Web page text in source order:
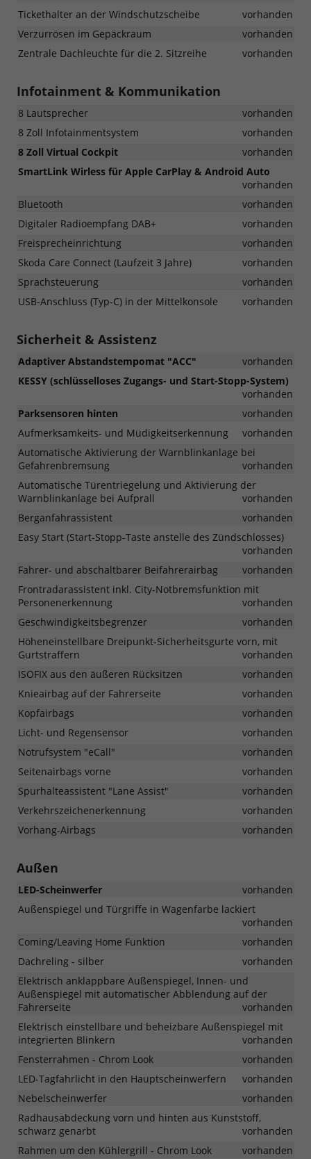
Tickethalter an der Windschutzscheibe
vorhanden
Verzurrösen im Gepäckraum
vorhanden
Zentrale Dachleuchte für die 2. Sitzreihe
vorhanden
Infotainment & Kommunikation
8 Lautsprecher
vorhanden
8 Zoll Infotainmentsystem
vorhanden
8 Zoll Virtual Cockpit
vorhanden
SmartLink Wirless für Apple CarPlay & Android Auto
vorhanden
Bluetooth
vorhanden
Digitaler Radioempfang DAB+
vorhanden
Freisprecheinrichtung
vorhanden
Skoda Care Connect (Laufzeit 3 Jahre)
vorhanden
Sprachsteuerung
vorhanden
USB-Anschluss (Typ-C) in der Mittelkonsole
vorhanden
Sicherheit & Assistenz
Adaptiver Abstandstempomat "ACC"
vorhanden
KESSY (schlüsselloses Zugangs- und Start-Stopp-System)
vorhanden
Parksensoren hinten
vorhanden
Aufmerksamkeits- und Müdigkeitserkennung
vorhanden
Automatische Aktivierung der Warnblinkanlage bei
Gefahrenbremsung
vorhanden
Automatische Türentriegelung und Aktivierung der
Warnblinkanlage bei Aufprall
vorhanden
Berganfahrassistent
vorhanden
Easy Start (Start-Stopp-Taste anstelle des Zündschlosses)
vorhanden
Fahrer- und abschaltbarer Beifahrerairbag
vorhanden
Frontradarassistent inkl. City-Notbremsfunktion mit
Personenerkennung
vorhanden
Geschwindigkeitsbegrenzer
vorhanden
Höheneinstellbare Dreipunkt-Sicherheitsgurte vorn, mit
Gurtstraffern
vorhanden
ISOFIX aus den äußeren Rücksitzen
vorhanden
Knieairbag auf der Fahrerseite
vorhanden
Kopfairbags
vorhanden
Licht- und Regensensor
vorhanden
Notrufsystem "eCall"
vorhanden
Seitenairbags vorne
vorhanden
Spurhalteassistent "Lane Assist"
vorhanden
Verkehrszeichenerkennung
vorhanden
Vorhang-Airbags
vorhanden
Außen
LED-Scheinwerfer
vorhanden
Außenspiegel und Türgriffe in Wagenfarbe lackiert
vorhanden
Coming/Leaving Home Funktion
vorhanden
Dachreling - silber
vorhanden
Elektrisch anklappbare Außenspiegel, Innen- und
Außenspiegel mit automatischer Abblendung auf der
Fahrerseite
vorhanden
Elektrisch einstellbare und beheizbare Außenspiegel mit
integrierten Blinkern
vorhanden
Fensterrahmen - Chrom Look
vorhanden
LED-Tagfahrlicht in den Hauptscheinwerfern
vorhanden
Nebelscheinwerfer
vorhanden
Radhausabdeckung vorn und hinten aus Kunststoff,
schwarz genarbt
vorhanden
Rahmen um den Kühlergrill - Chrom Look
vorhanden